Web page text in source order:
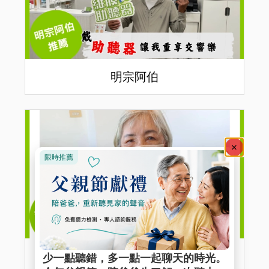
明宗阿伯
秋妹阿姨